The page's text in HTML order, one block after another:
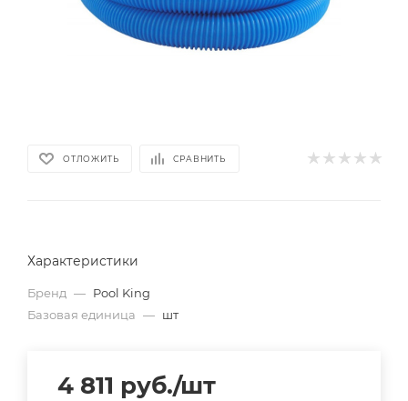
ОТЛОЖИТЬ СРАВНИТЬ
Характеристики
Бренд — Pool King
Базовая единица — шт
4 811 руб./шт